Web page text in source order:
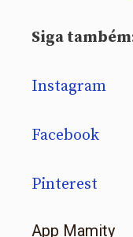
Siga
Instagram
Facebook
Pinterest
App Mamity